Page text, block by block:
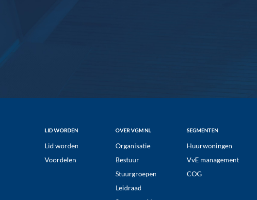
LID WORDEN
Lid worden
Voordelen
OVER VGM NL
Organisatie
Bestuur
Stuurgroepen
Leidraad
SEGMENTEN
Huurwoningen
VvE management
COG